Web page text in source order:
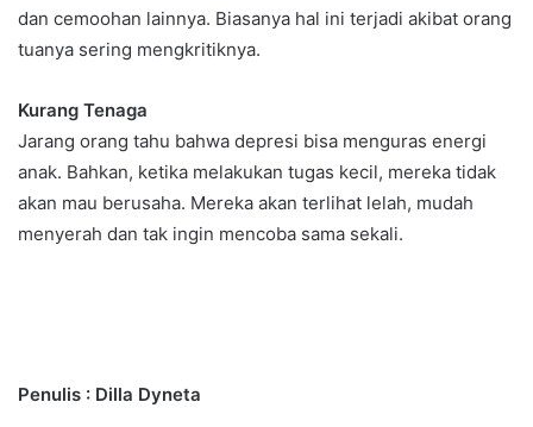
dan cemoohan lainnya. Biasanya hal ini terjadi akibat orang
tuanya sering mengkritiknya.
Kurang Tenaga
Jarang orang tahu bahwa depresi bisa menguras energi
anak. Bahkan, ketika melakukan tugas kecil, mereka tidak
akan mau berusaha. Mereka akan terlihat lelah, mudah
menyerah dan tak ingin mencoba sama sekali.
Penulis : Dilla Dyneta